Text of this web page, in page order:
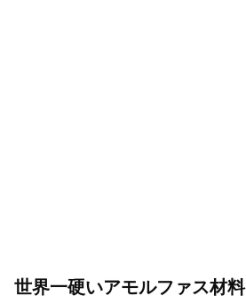
世界一硬いアモルファス材料